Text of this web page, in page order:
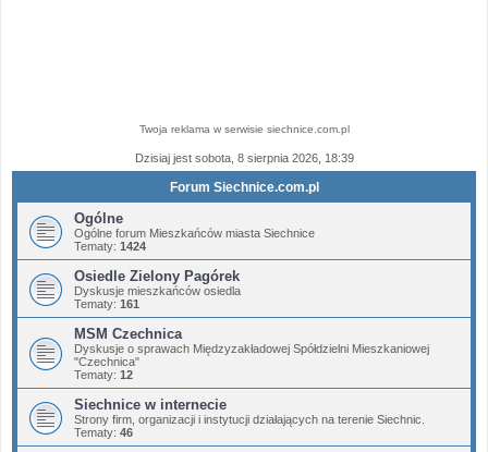
Twoja reklama w serwisie siechnice.com.pl
Dzisiaj jest sobota, 8 sierpnia 2026, 18:39
Forum Siechnice.com.pl
Ogólne
Ogólne forum Mieszkańców miasta Siechnice
Tematy: 1424
Osiedle Zielony Pagórek
Dyskusje mieszkańców osiedla
Tematy: 161
MSM Czechnica
Dyskusje o sprawach Międzyzakładowej Spółdzielni Mieszkaniowej
"Czechnica"
Tematy: 12
Siechnice w internecie
Strony firm, organizacji i instytucji działających na terenie Siechnic.
Tematy: 46